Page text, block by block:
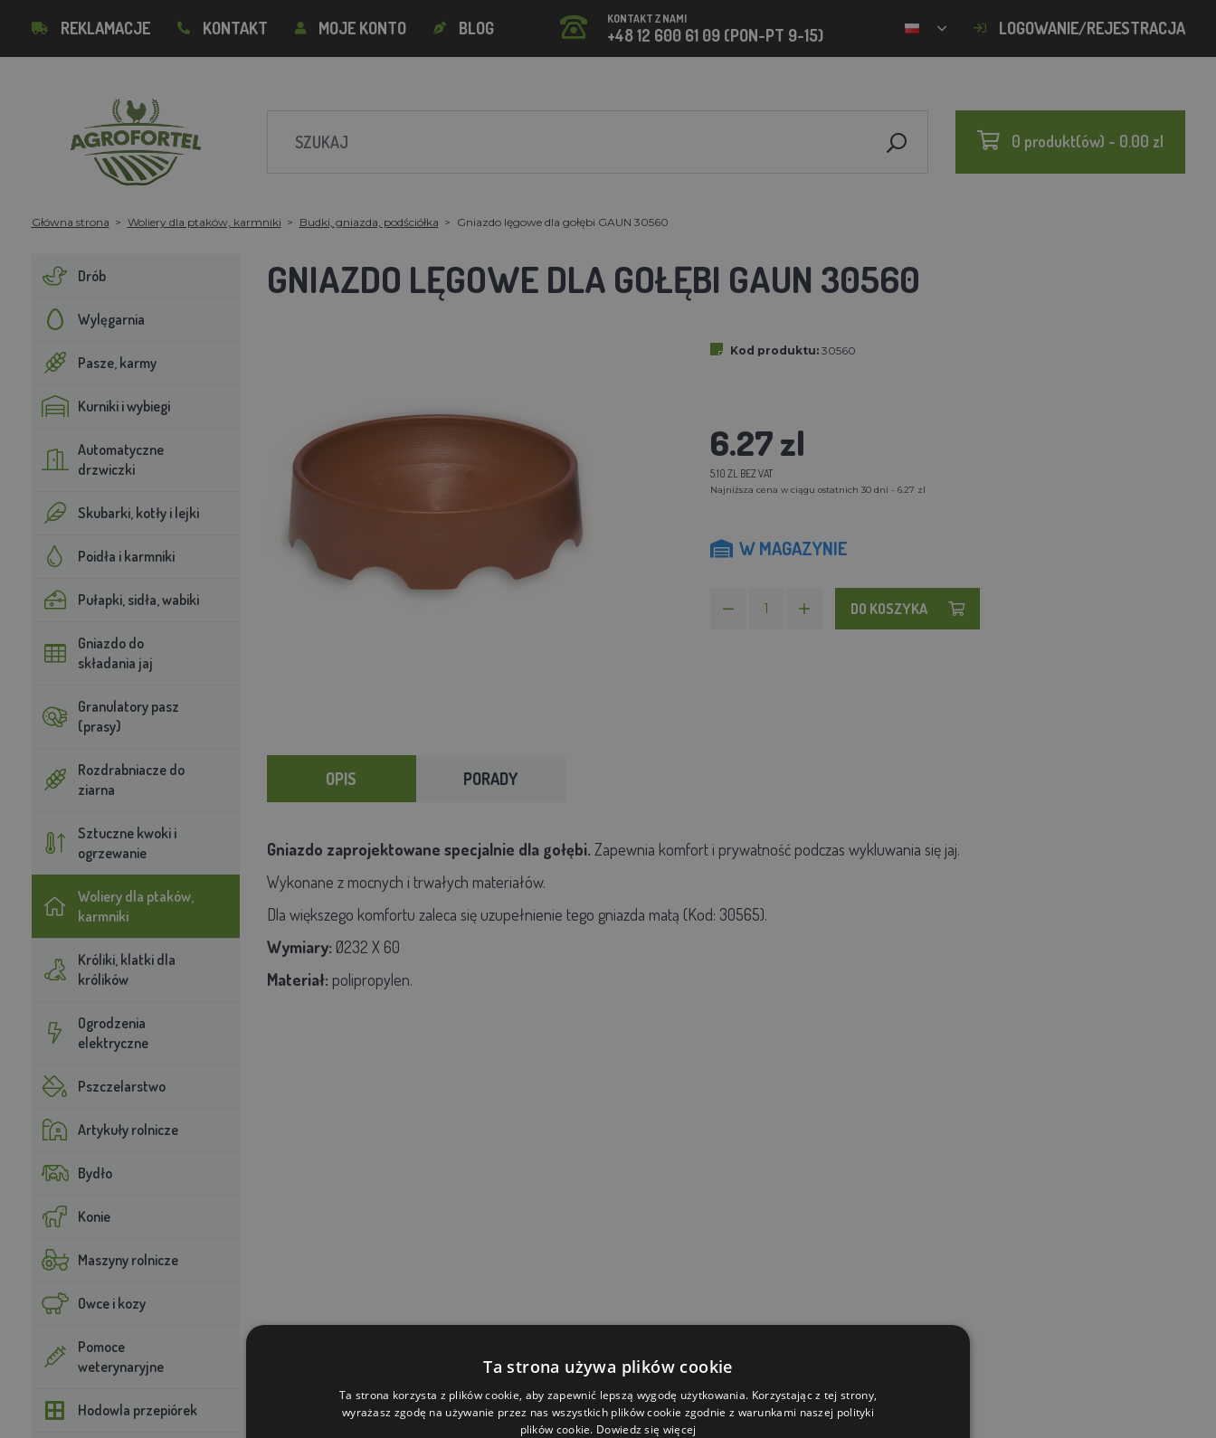
REKLAMACJE KONTAKT MOJE KONTO BLOG KONTAKT Z NAMI
+48 12 600 61 09 (PON-PT 9-15) LOGOWANIE/REJESTRACJA
0 produkt(ów) - 0.00 zl
Główna strona Woliery dla ptaków, karmniki Budki, gniazda, podściółka Gniazdo lęgowe dla gołębi GAUN 30560
Drób
Wylęgarnia
Pasze, karmy
Kurniki i wybiegi
Automatyczne
drzwiczki
Skubarki, kotły i lejki
Poidła i karmniki
Pułapki, sidła, wabiki
Gniazdo do
składania jaj
Granulatory pasz
(prasy)
Rozdrabniacze do
ziarna
Sztuczne kwoki i
ogrzewanie
Woliery dla ptaków,
karmniki
Króliki, klatki dla
królików
Ogrodzenia
elektryczne
Pszczelarstwo
Artykuły rolnicze
Bydło
Konie
Maszyny rolnicze
Owce i kozy
Pomoce
weterynaryjne
Hodowla przepiórek
GNIAZDO LĘGOWE DLA GOŁĘBI GAUN 30560
Kod produktu: 30560
6.27 zl
5.10 ZL BEZ VAT
Najniższa cena w ciągu ostatnich 30 dni - 6.27 zl
W MAGAZYNIE
DO KOSZYKA
OPIS PORADY
Gniazdo zaprojektowane specjalnie dla gołębi. Zapewnia komfort i prywatność podczas wykluwania się jaj.
Wykonane z mocnych i trwałych materiałów.
Dla większego komfortu zaleca się uzupełnienie tego gniazda matą (Kod: 30565).
Wymiary: Ø232 X 60
Materiał: polipropylen.
Ta strona używa plików cookie
Ta strona korzysta z plików cookie, aby zapewnić lepszą wygodę użytkowania. Korzystając z tej strony,
wyrażasz zgodę na używanie przez nas wszystkich plików cookie zgodnie z warunkami naszej polityki
plików cookie. Dowiedz się więcej